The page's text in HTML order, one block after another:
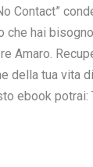
Contact”
che hai
Amaro.
della tua vita
ebook potrai: